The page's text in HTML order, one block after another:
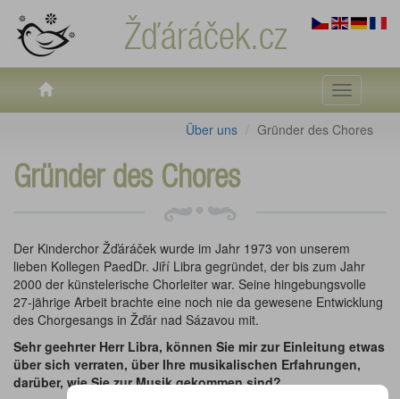
Žďáráček.cz
Toggle
Über uns Gründer des Chores
Gründer des Chores
Der Kinderchor Žďáráček wurde im Jahr 1973 von unserem
lieben Kollegen PaedDr. Jiří Libra gegründet, der bis zum Jahr
2000 der künstelerische Chorleiter war. Seine hingebungsvolle
27-jährige Arbeit brachte eine noch nie da gewesene Entwicklung
des Chorgesangs in Žďár nad Sázavou mit.
Sehr geehrter Herr Libra, können Sie mir zur Einleitung etwas
über sich verraten, über Ihre musikalischen Erfahrungen,
darüber, wie Sie zur Musik gekommen sind?